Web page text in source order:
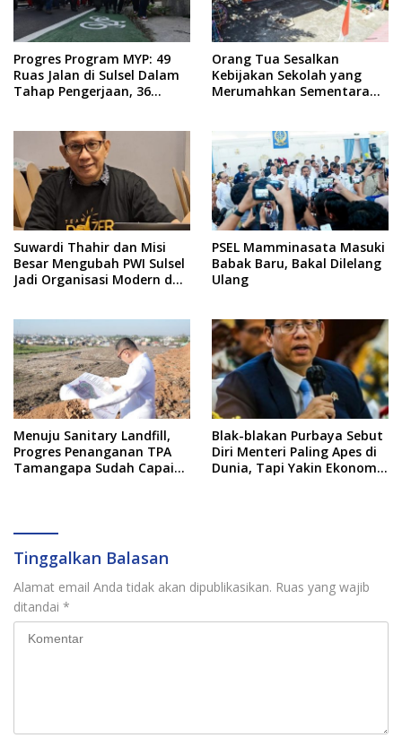
Progres Program MYP: 49
Ruas Jalan di Sulsel Dalam
Tahap Pengerjaan, 36
Orang Tua Sesalkan
Kebijakan Sekolah yang
Merumahkan Sementara
Suwardi Thahir dan Misi
Besar Mengubah PWI Sulsel
Jadi Organisasi Modern dan
PSEL Mamminasata Masuki
Babak Baru, Bakal Dilelang
Ulang
Menuju Sanitary Landfill,
Progres Penanganan TPA
Tamangapa Sudah Capai
Blak-blakan Purbaya Sebut
Diri Menteri Paling Apes di
Dunia, Tapi Yakin Ekonomi
Tinggalkan Balasan
Alamat email Anda tidak akan dipublikasikan. Ruas yang wajib
ditandai *